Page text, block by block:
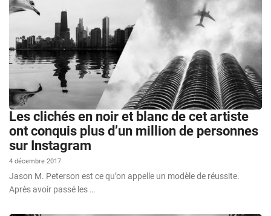
Les clichés en noir et blanc de cet artiste
ont conquis plus d’un million de personnes
sur Instagram
4 décembre 2017
Jason M. Peterson est ce qu’on appelle un modèle de réussite.
Après avoir passé les …